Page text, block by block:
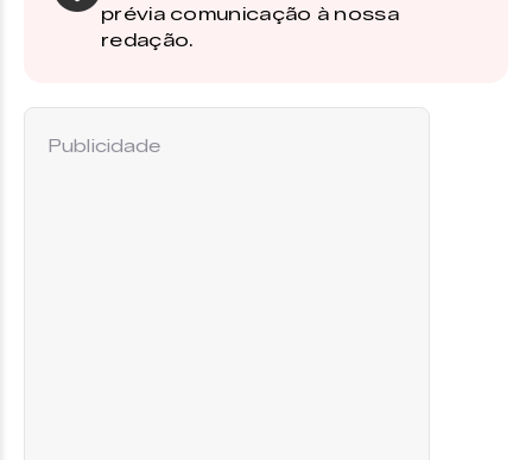
prévia comunicação à nossa
redação.
Publicidade